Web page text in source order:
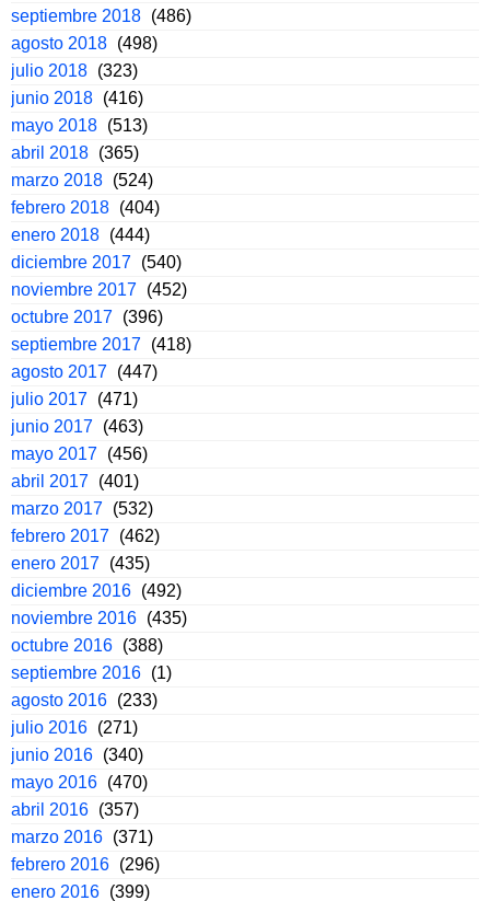
septiembre 2018 (486)
agosto 2018 (498)
julio 2018 (323)
junio 2018 (416)
mayo 2018 (513)
abril 2018 (365)
marzo 2018 (524)
febrero 2018 (404)
enero 2018 (444)
diciembre 2017 (540)
noviembre 2017 (452)
octubre 2017 (396)
septiembre 2017 (418)
agosto 2017 (447)
julio 2017 (471)
junio 2017 (463)
mayo 2017 (456)
abril 2017 (401)
marzo 2017 (532)
febrero 2017 (462)
enero 2017 (435)
diciembre 2016 (492)
noviembre 2016 (435)
octubre 2016 (388)
septiembre 2016 (1)
agosto 2016 (233)
julio 2016 (271)
junio 2016 (340)
mayo 2016 (470)
abril 2016 (357)
marzo 2016 (371)
febrero 2016 (296)
enero 2016 (399)